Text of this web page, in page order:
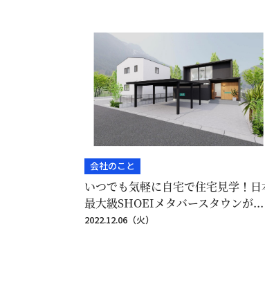
会社のこと
いつでも気軽に自宅で住宅見学！日
最大級SHOEIメタバースタウンが...
2022.12.06（火）